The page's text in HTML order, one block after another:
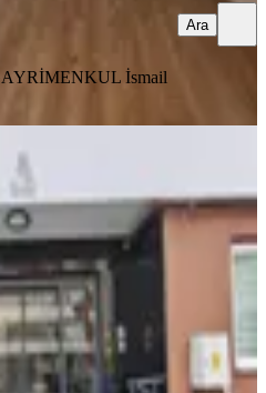
İsmail
Ara
Yeşilyurt Mh. Sıfır 3+1
Mahallesi
·11. Kat·29.07.2026